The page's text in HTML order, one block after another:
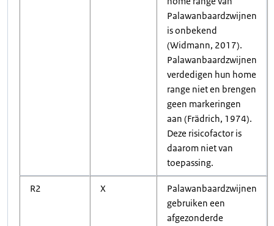
Palawanbaardzwijnen
is onbekend
(Widmann, 2017).
Palawanbaardzwijnen
verdedigen hun home
range niet en brengen
geen markeringen
aan (Frädrich, 1974).
Deze risicofactor is
daarom niet van
toepassing.
R2 X
Palawanbaardzwijnen
gebruiken een
afgezonderde